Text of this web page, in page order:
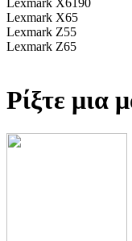
Lexmark X65
Lexmark Z55
Lexmark Z65
Ρίξτε μια